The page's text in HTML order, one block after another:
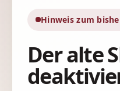
Hinweis zum
Der alte